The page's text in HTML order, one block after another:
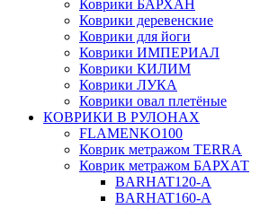
Коврики БАРХАН
Коврики деревенские
Коврики для йоги
Коврики ИМПЕРИАЛ
Коврики КИЛИМ
Коврики ЛУКА
Коврики овал плетёные
КОВРИКИ В РУЛОНАХ
FLAMENKO100
Коврик метражом TERRA
Коврик метражом БАРХАТ
BARHAT120-A
BARHAT160-A